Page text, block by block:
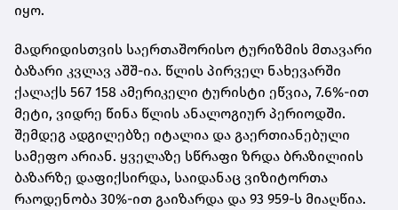
იყო.
მადრიდისთვის საერთაშორისო ტურიზმის მთავარი
ბაზარი კვლავ აშშ-ია. წლის პირველ ნახევარში
ქალაქს 567 158 ამერიკელი ტურისტი ეწვია, 7.6%-ით
მეტი, ვიდრე წინა წლის ანალოგიურ პერიოდში.
შემდეგ ადგილებზე იტალია და გაერთიანებული
სამეფო არიან. ყველაზე სწრაფი ზრდა ბრაზილიის
ბაზარზე დაფიქსირდა, საიდანაც ვიზიტორთა
რაოდენობა 30%-ით გაიზარდა და 93 959-ს მიაღწია.